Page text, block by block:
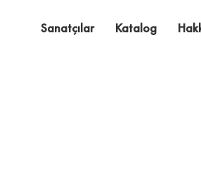
Sanatçılar Katalog